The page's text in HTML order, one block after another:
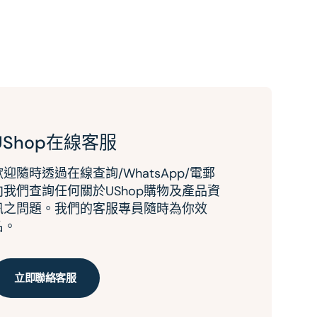
在線客服
迎隨時透過在線查詢/WhatsApp/電郵
我們查詢任何關於UShop購物及產品資
之問題。我們的客服專員隨時為你效
立即聯絡客服